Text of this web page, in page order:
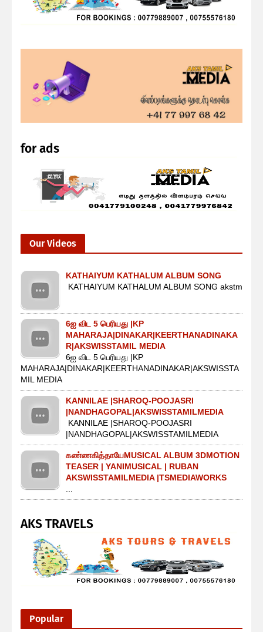
for ads
Our Videos
KATHAIYUM KATHALUM ALBUM SONG
KATHAIYUM KATHALUM ALBUM SONG akstm
6ஐ விட 5 பெரியது |KP
MAHARAJA|DINAKAR|KEERTHANADINAKA
R|AKSWISSTAMIL MEDIA
6ஐ விட 5 பெரியது |KP
MAHARAJA|DINAKAR|KEERTHANADINAKAR|AKSWISSTA
MIL MEDIA
KANNILAE |SHAROQ-POOJASRI
|NANDHAGOPAL|AKSWISSTAMILMEDIA
KANNILAE |SHAROQ-POOJASRI
|NANDHAGOPAL|AKSWISSTAMILMEDIA
கண்ணகித்தாயேMUSICAL ALBUM 3DMOTION
TEASER | YANIMUSICAL | RUBAN
AKSWISSTAMILMEDIA |TSMEDIAWORKS
AKS TRAVELS
Popular